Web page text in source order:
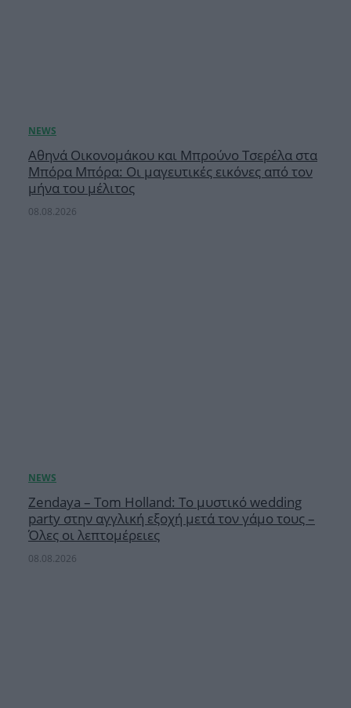
Αθηνά Οικονομάκου και Μπρούνο Τσερέλα στα
Μπόρα Μπόρα: Οι μαγευτικές εικόνες από τον
μήνα του μέλιτος
08.08.2026
Zendaya – Tom Holland: Το μυστικό wedding
party στην αγγλική εξοχή μετά τον γάμο τους –
Όλες οι λεπτομέρειες
08.08.2026